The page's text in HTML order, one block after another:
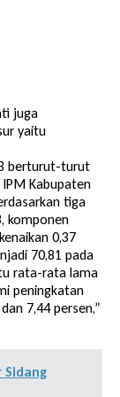
juga
yaitu
berturut-turut
Kabupaten
tiga
komponen
0,37
70,81 pada
rata-rata lama
peningkatan
7,44 persen,”
Sidang